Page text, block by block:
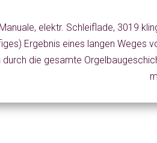
elektr. Schleiflade, 3019
Ergebnis eines langen Weges
durch die gesamte